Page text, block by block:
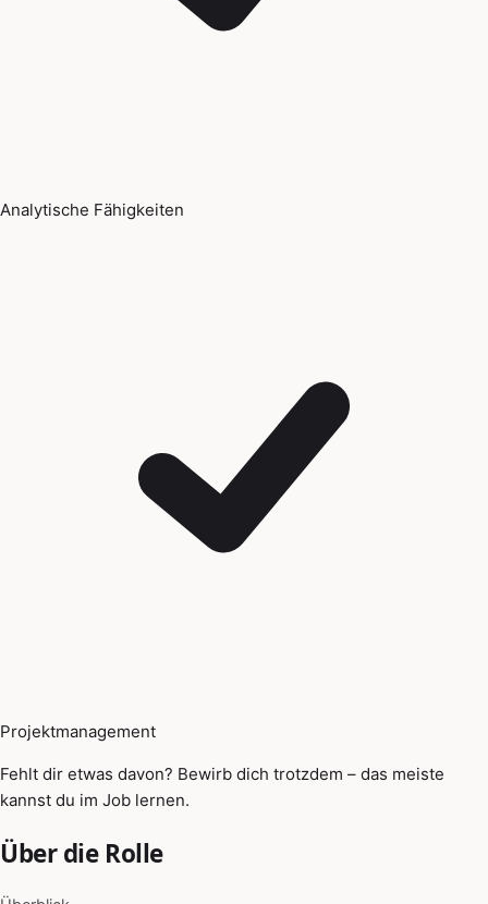
Analytische Fähigkeiten
Projektmanagement
Fehlt dir etwas davon? Bewirb dich trotzdem – das meiste
kannst du im Job lernen.
Über die Rolle